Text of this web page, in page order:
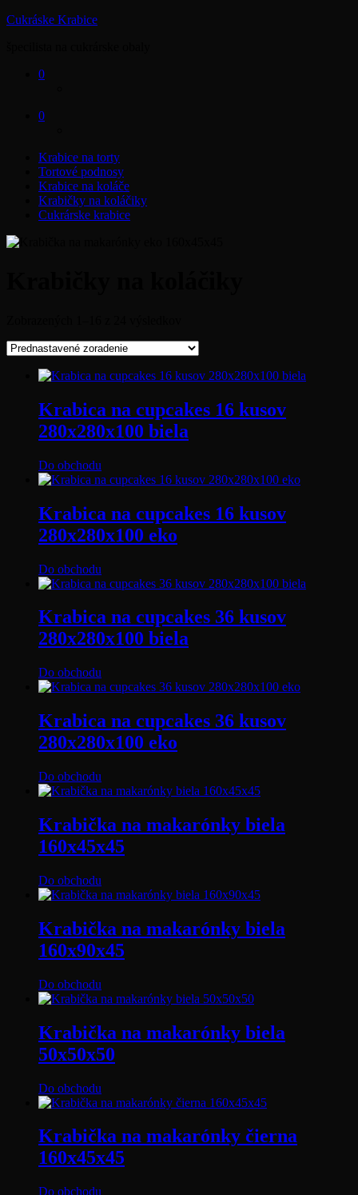
Cukráske Krabice
0
0
Krabice na torty
Tortové podnosy
Krabice na koláče
Krabičky na koláčiky
Cukrárske krabice
Krabica na cupcakes 16 kusov
280x280x100 biela
Do obchodu
Krabica na cupcakes 16 kusov
280x280x100 eko
Do obchodu
Krabica na cupcakes 36 kusov
280x280x100 biela
Do obchodu
Krabica na cupcakes 36 kusov
280x280x100 eko
Do obchodu
Krabička na makarónky biela
160x45x45
Do obchodu
Krabička na makarónky biela
160x90x45
Do obchodu
Krabička na makarónky biela
50x50x50
Do obchodu
Krabička na makarónky čierna
160x45x45
Do obchodu